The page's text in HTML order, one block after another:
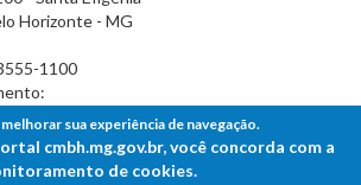
Horizonte - MG
1100
sua experiência de navegação.
cmbh.mg.gov.br, você concorda com a
de cookies.